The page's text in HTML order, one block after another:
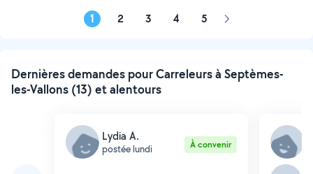
1 2 3 4 5 Page
Dernières demandes pour Carreleurs à Septèmes-
les-Vallons (13) et alentours
Lydia A.
postée lundi À convenir